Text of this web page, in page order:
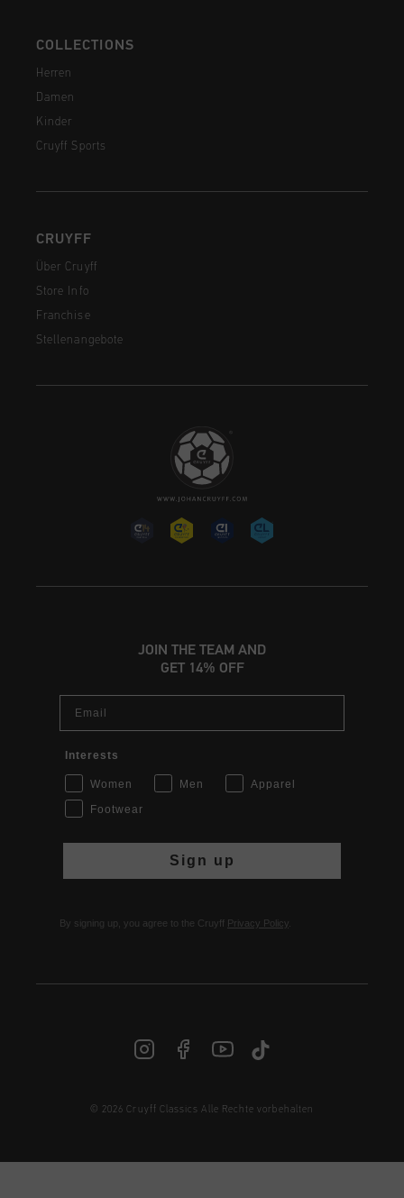
DE | € EUR
COLLECTIONS
Herren
Damen
Kinder
Cruyff Sports
CRUYFF
Über Cruyff
Store Info
Franchise
Stellenangebote
JOIN THE TEAM AND
GET 14% OFF
Interests
Women Men
Apparel
Footwear
Sign up
By signing up, you agree to the Cruyff Privacy Policy
© 2026 Cruyff Classics Alle Rechte vorbehalten